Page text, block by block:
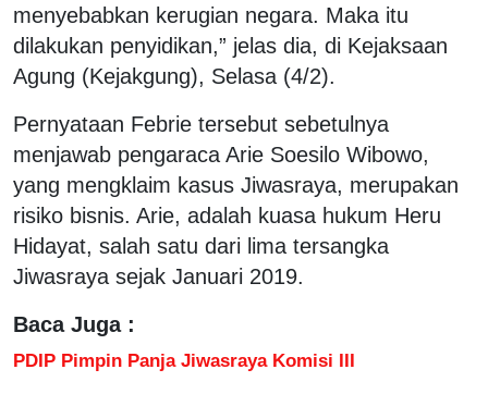
menyebabkan kerugian negara. Maka itu
dilakukan penyidikan,” jelas dia, di Kejaksaan
Agung (Kejakgung), Selasa (4/2).
Pernyataan Febrie tersebut sebetulnya
menjawab pengaraca Arie Soesilo Wibowo,
yang mengklaim kasus Jiwasraya, merupakan
risiko bisnis. Arie, adalah kuasa hukum Heru
Hidayat, salah satu dari lima tersangka
Jiwasraya sejak Januari 2019.
Baca Juga :
PDIP Pimpin Panja Jiwasraya Komisi III